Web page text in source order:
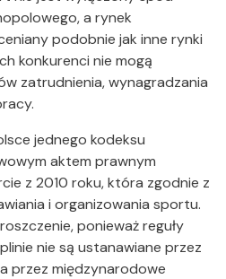
a rynek
podobnie jak inne rynki
konkurenci nie mogą
zatrudnienia, wynagradzania
jednego kodeksu
aktem prawnym
z 2010 roku, która zgodnie z
i organizowania sportu.
ponieważ reguły
nie są ustanawiane przez
przez międzynarodowe